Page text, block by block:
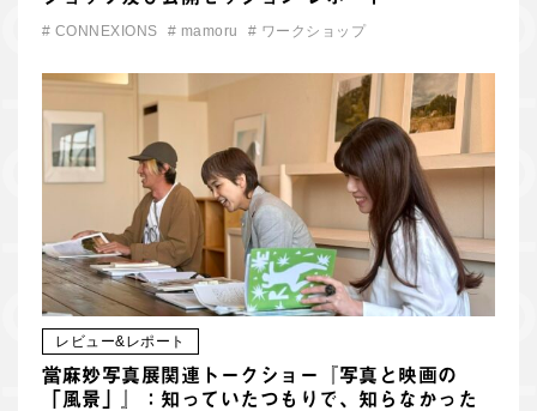
# CONNEXIONS # mamoru # ワークショップ
レビュー&レポート
當麻妙写真展関連トークショー『写真と映画の
「風景」』：知っていたつもりで、知らなかった